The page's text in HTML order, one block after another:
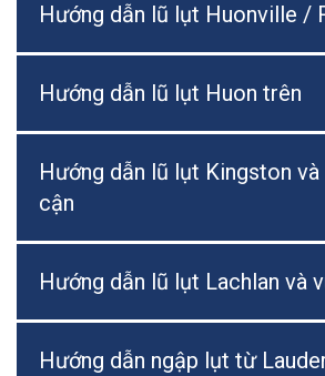
Hướng dẫn lũ lụt Huonville /
Hướng dẫn lũ lụt Huon trên
Hướng dẫn lũ lụt Kingston và
cận
Hướng dẫn lũ lụt Lachlan và
Hướng dẫn ngập lụt từ